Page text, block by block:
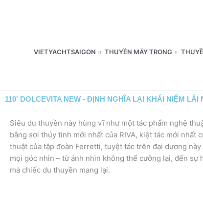
VIETYACHTSAIGON THUYỀN MÁY TRONG
110' DOLCEVITA NEW - ĐỊNH NGHĨA LẠI KHÁI NIỆM LÁI
Siêu du thuyền này hùng vĩ như một tác phẩm nghệ
bằng sợi thủy tinh mới nhất của RIVA, kiệt tác mới nhất
thuật của tập đoàn Ferretti, tuyệt tác trên đại dương
mọi góc nhìn – từ ánh nhìn không thể cưỡng lại, đến
mà chiếc du thuyền mang lại.